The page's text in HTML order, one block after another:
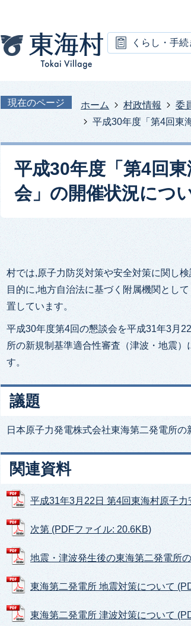
くらし・手続
現在のページ ホーム 村政情報 委
平成30年度「第4回東
平成30年度「第4回
会」の開催状況につ
村では,原子力防災対策や安全対策に関し
目的に,地方自治法に基づく附属機関とし
置しています。
平成30年度第4回の懇談会を平成31年3月
所の新規制基準適合性審査（津波・地震
す。
議題
日本原子力発電株式会社東海第二発電所
関連資料
平成31年3月22日 第4回東海村原子
次第 (PDFファイル: 20.6KB)
地震・津波発生後の東海第二発電所
東海第二発電所 地震対策について
東海第二発電所 津波対策について